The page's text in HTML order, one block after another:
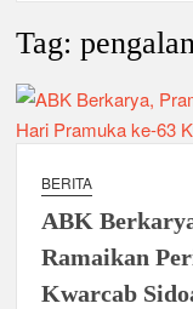
Berjalan 2 Kilometer
Ambalan SMAN 3
Bersama 2026,
Relevansi Pemikiran
Generasi Muda di Era
Semangat “Cerdas,
Kwarran Sukodono
Berkarakter,
Tag:
BERITA
ABK
Ramaikan
Kwarcab